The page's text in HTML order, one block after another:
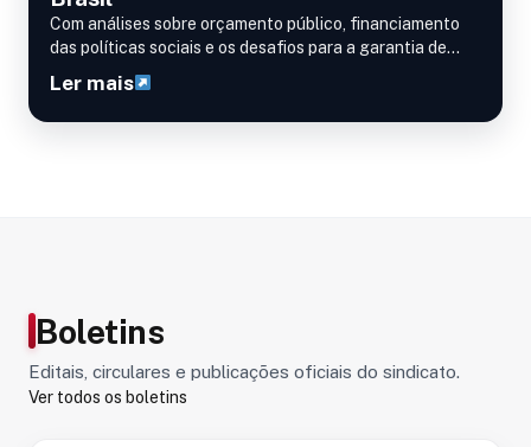
Com análises sobre orçamento público, financiamento
das políticas sociais e os desafios para a garantia de…
Ler mais
Boletins
Editais, circulares e publicações oficiais do sindicato.
Ver todos os boletins